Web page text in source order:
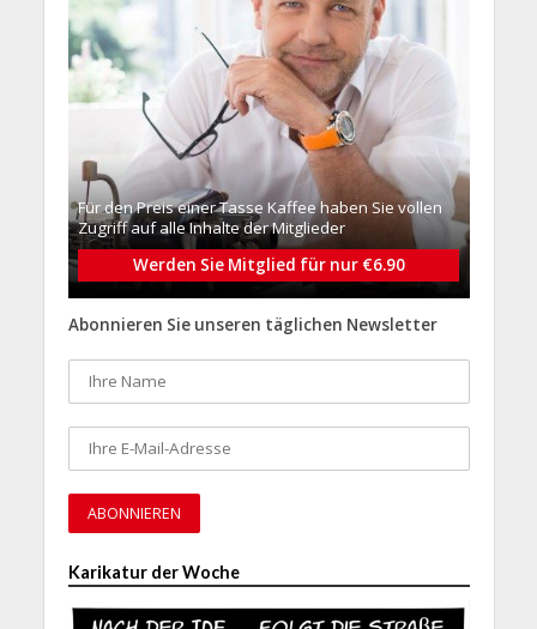
Für den Preis einer Tasse Kaffee haben Sie vollen
Zugriff auf alle Inhalte der Mitglieder
Werden Sie Mitglied für nur €6.90
Abonnieren Sie unseren täglichen Newsletter
Karikatur der Woche